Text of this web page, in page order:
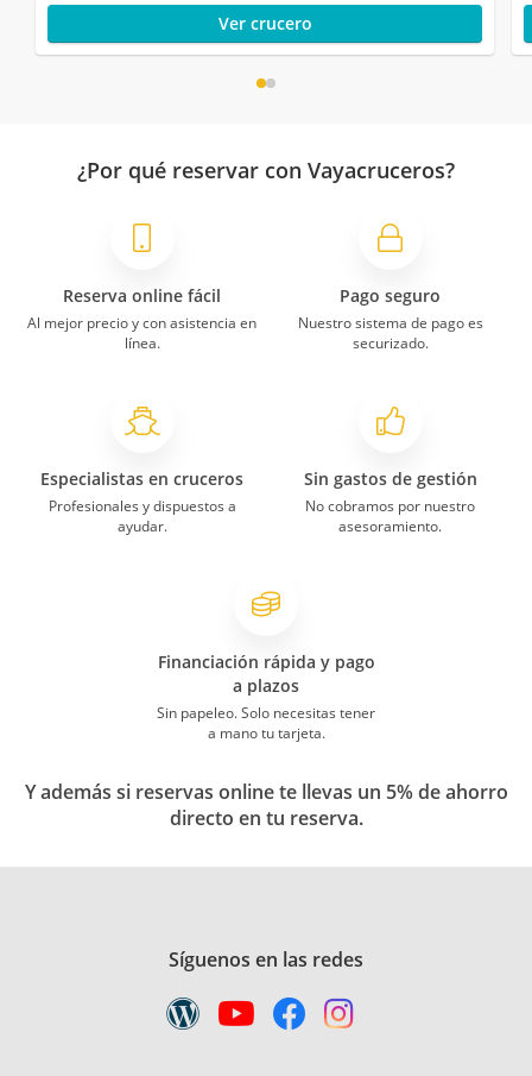
Ver crucero
¿Por qué reservar con Vayacruceros?
Reserva online fácil
Al mejor precio y con asistencia en
línea.
Pago seguro
Nuestro sistema de pago es
securizado.
Especialistas en cruceros
Profesionales y dispuestos a
ayudar.
Sin gastos de gestión
No cobramos por nuestro
asesoramiento.
Financiación rápida y pago
a plazos
Sin papeleo. Solo necesitas tener
a mano tu tarjeta.
Y además si reservas online te llevas un 5% de ahorro
directo en tu reserva.
Síguenos en las redes